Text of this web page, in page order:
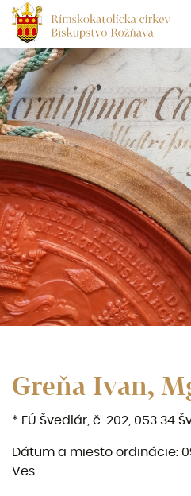
Greňa Ivan,
* FÚ Švedlár, č. 202, 053 34
Dátum a miesto ordinácie:
Ves